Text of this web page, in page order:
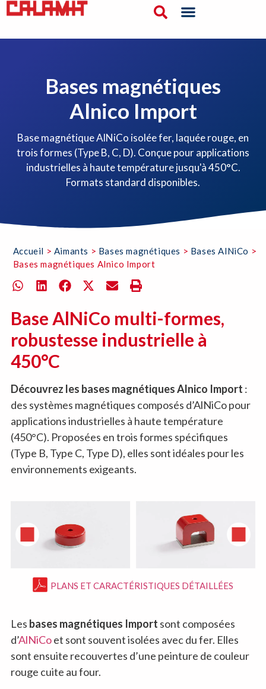
Bases magnétiques
Alnico Import
Base magnétique AlNiCo isolée fer, laquée rouge, en
trois formes (Type B, C, D). Conçue pour applications
industrielles à haute température jusqu'à 450°C.
Formats standard disponibles.
Accueil > Aimants > Bases magnétiques > Bases AlNiCo >
Bases magnétiques Alnico Import
Base AlNiCo multi-formes,
robustesse industrielle à
450°C
Découvrez les bases magnétiques Alnico Import :
des systèmes magnétiques composés d’AlNiCo pour
applications industrielles à haute température
(450°C). Proposées en trois formes spécifiques
(Type B, Type C, Type D), elles sont idéales pour les
environnements exigeants.
PLANS ET CARACTÉRISTIQUES DÉTAILLÉES
Les bases magnétiques Import sont composées
d’AlNiCoet sont souvent isolées avec du fer. Elles
sont ensuite recouvertes d’une peinture de couleur
rouge cuite au four.